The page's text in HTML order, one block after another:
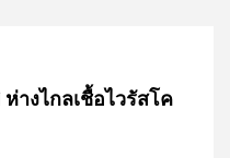
างไกลเชื้อไวรัสโค